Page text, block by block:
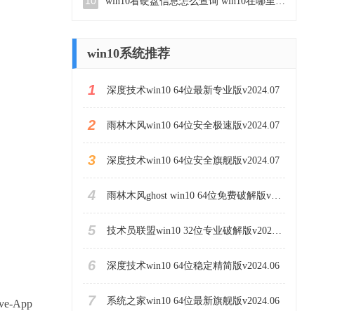
App
win10系统推荐
1 深度技术win10 64位最新专业版v2024.07
2 雨林木风win10 64位安全极速版v2024.07
3 深度技术win10 64位安全旗舰版v2024.07
4 雨林木风ghost win10 64位免费破解版v2024.07
5 技术员联盟win10 32位专业破解版v2023.06
6 深度技术win10 64位稳定精简版v2024.06
7 系统之家win10 64位最新旗舰版v2024.06